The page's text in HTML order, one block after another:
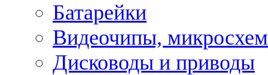
Батарейки
Видеочипы,
Дисководы и приводы